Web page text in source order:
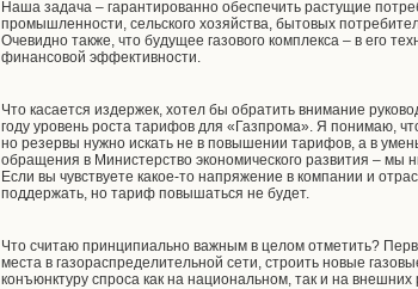
Наша задача – гарантированно обеспечить растущие
промышленности, сельского хозяйства, бытовых
Очевидно также, что будущее газового комплекса – в его
финансовой эффективности.
Что касается издержек, хотел бы обратить внимание
году уровень роста тарифов для «Газпрома». Я понимаю,
но резервы нужно искать не в повышении тарифов, а в
обращения в Министерство экономического развития – мы
Если вы чувствуете какое-то напряжение в компании и
поддержать, но тариф повышаться не будет.
Что считаю принципиально важным в целом отметить?
места в газораспределительной сети, строить новые
конъюнктуру спроса как на национальном, так и на внешних